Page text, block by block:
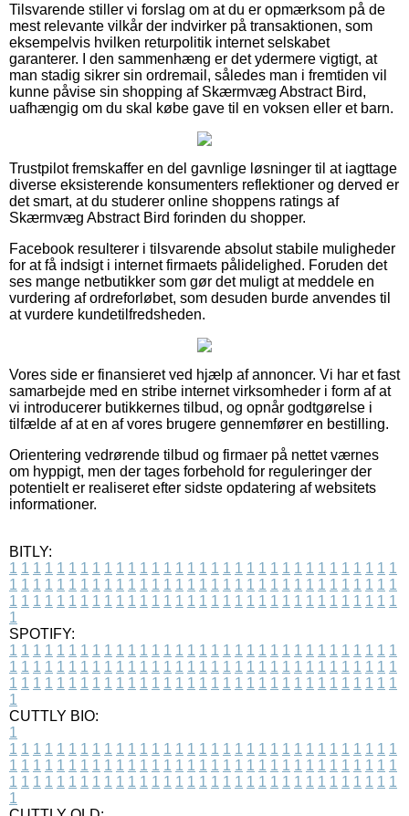
Tilsvarende stiller vi forslag om at du er opmærksom på de
mest relevante vilkår der indvirker på transaktionen, som
eksempelvis hvilken returpolitik internet selskabet
garanterer. I den sammenhæng er det ydermere vigtigt, at
man stadig sikrer sin ordremail, således man i fremtiden vil
kunne påvise sin shopping af Skærmvæg Abstract Bird,
uafhængig om du skal købe gave til en voksen eller et barn.
Trustpilot fremskaffer en del gavnlige løsninger til at iagttage
diverse eksisterende konsumenters reflektioner og derved er
det smart, at du studerer online shoppens ratings af
Skærmvæg Abstract Bird forinden du shopper.
Facebook resulterer i tilsvarende absolut stabile muligheder
for at få indsigt i internet firmaets pålidelighed. Foruden det
ses mange netbutikker som gør det muligt at meddele en
vurdering af ordreforløbet, som desuden burde anvendes til
at vurdere kundetilfredsheden.
Vores side er finansieret ved hjælp af annoncer. Vi har et fast
samarbejde med en stribe internet virksomheder i form af at
vi introducerer butikkernes tilbud, og opnår godtgørelse i
tilfælde af at en af vores brugere gennemfører en bestilling.
Orientering vedrørende tilbud og firmaer på nettet værnes
om hyppigt, men der tages forbehold for reguleringer der
potentielt er realiseret efter sidste opdatering af websitets
informationer.
BITLY:
1 1 1 1 1 1 1 1 1 1 1 1 1 1 1 1 1 1 1 1 1 1 1 1 1 1 1 1 1 1 1 1 1
1 1 1 1 1 1 1 1 1 1 1 1 1 1 1 1 1 1 1 1 1 1 1 1 1 1 1 1 1 1 1 1 1
1 1 1 1 1 1 1 1 1 1 1 1 1 1 1 1 1 1 1 1 1 1 1 1 1 1 1 1 1 1 1 1 1
1
SPOTIFY:
1 1 1 1 1 1 1 1 1 1 1 1 1 1 1 1 1 1 1 1 1 1 1 1 1 1 1 1 1 1 1 1 1
1 1 1 1 1 1 1 1 1 1 1 1 1 1 1 1 1 1 1 1 1 1 1 1 1 1 1 1 1 1 1 1 1
1 1 1 1 1 1 1 1 1 1 1 1 1 1 1 1 1 1 1 1 1 1 1 1 1 1 1 1 1 1 1 1 1
1
CUTTLY BIO:
1
1 1 1 1 1 1 1 1 1 1 1 1 1 1 1 1 1 1 1 1 1 1 1 1 1 1 1 1 1 1 1 1 1
1 1 1 1 1 1 1 1 1 1 1 1 1 1 1 1 1 1 1 1 1 1 1 1 1 1 1 1 1 1 1 1 1
1 1 1 1 1 1 1 1 1 1 1 1 1 1 1 1 1 1 1 1 1 1 1 1 1 1 1 1 1 1 1 1 1
1